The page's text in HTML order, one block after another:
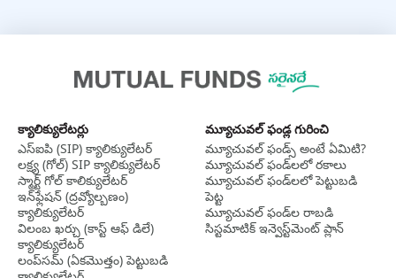
క్యాలిక్యులేటర్లు
ఎస్‌ఐపి (SIP) క్యాలిక్యులేటర్
లక్ష్య (గోల్) SIP క్యాలిక్యులేటర్
స్మార్ట్ గోల్ కాలిక్యులేటర్
ఇన్‌ఫ్లేషన్ (ద్రవ్యోల్బణం)
క్యాలిక్యులేటర్
విలంబ ఖర్చు (కాస్ట్ ఆఫ్ డిలే)
క్యాలిక్యులేటర్
లంప్‌సమ్ (ఏకమొత్తం) పెట్టుబడి
మ్యూచువల్ ఫండ్ల గురించి
మ్యూచువల్ ఫండ్స్ అంటే ఏమిటి?
మ్యూచువల్ ఫండ్‌లలో రకాలు
మ్యూచువల్ ఫండ్‌లలో పెట్టుబడి
పెట్ట
మ్యూచువల్ ఫండ్‌ల రాబడి
సిస్టమాటిక్ ఇన్వెస్ట్‌‌మెంట్ ప్లాన్